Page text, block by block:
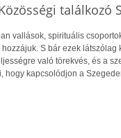
találkozó
vallások, spirituális
S bár ezek
való törekvés, és a
hogy kapcsolódjon a